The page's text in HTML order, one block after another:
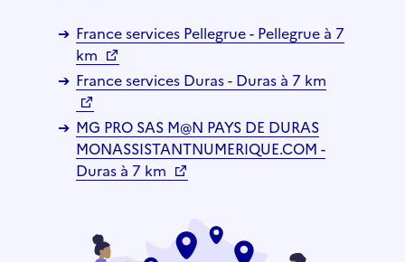
France services Pellegrue - Pellegrue à 7
km
France services Duras - Duras à 7 km
MG PRO SAS M@N PAYS DE DURAS
MONASSISTANTNUMERIQUE.COM -
Duras à 7 km